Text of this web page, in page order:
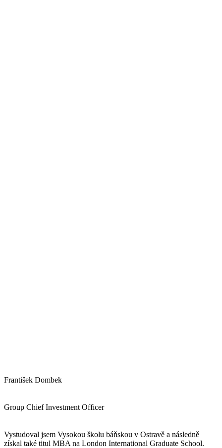
František Dombek
Group Chief Investment Officer
Vystudoval jsem Vysokou školu báňskou v Ostravě a následně
získal také titul MBA na London International Graduate School.